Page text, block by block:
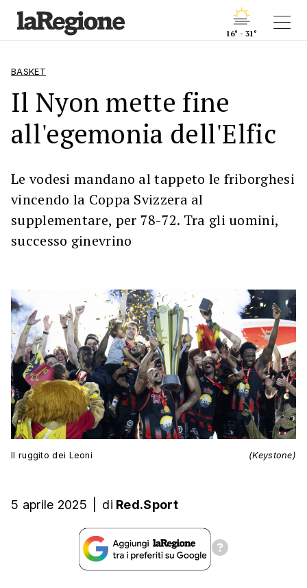
16° - 31°
BASKET
Il Nyon mette fine
all'egemonia dell'Elfic
Le vodesi mandano al tappeto le friborghesi
vincendo la Coppa Svizzera al
supplementare, per 78-72. Tra gli uomini,
successo ginevrino
Il ruggito dei Leoni (Keystone)
5 aprile 2025 di Red.Sport